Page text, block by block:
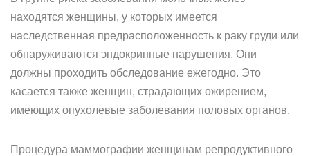
находятся женщины, у которых имеется
наследственная предрасположенность к раку груди или
обнаруживаются эндокринные нарушения. Они
должны проходить обследование ежегодно. Это
касается также женщин, страдающих ожирением,
имеющих опухолевые заболевания половых органов.
Процедура маммографии женщинам репродуктивного